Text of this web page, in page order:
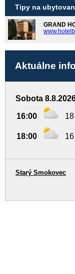
Tipy na
GRAND
Aktuálne info
Sobota
16:00
18:00
Starý Smokovec